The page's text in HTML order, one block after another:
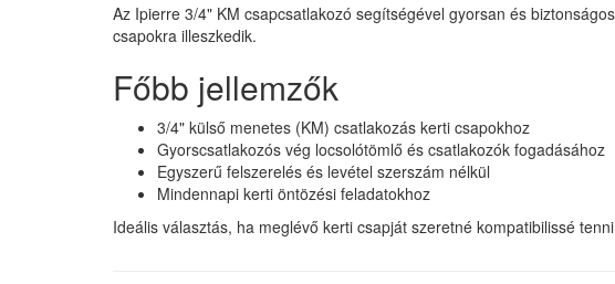
Az Ipierre 3/4" KM csapcsatlakozó segítségével gyorsan és
csapokra illeszkedik.
Főbb jellemzők
3/4" külső menetes (KM) csatlakozás kerti csapokhoz
Gyorscsatlakozós vég locsolótömlő és csatlakozók fogadásához
Egyszerű felszerelés és levétel szerszám nélkül
Mindennapi kerti öntözési feladatokhoz
Ideális választás, ha meglévő kerti csapját szeretné kompatibilissé